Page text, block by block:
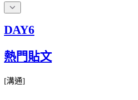
DAY6
熱門貼文
[溝通]